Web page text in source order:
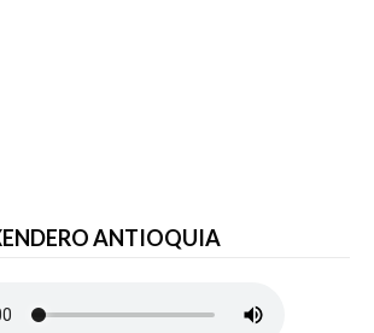
ANTIOQUIA